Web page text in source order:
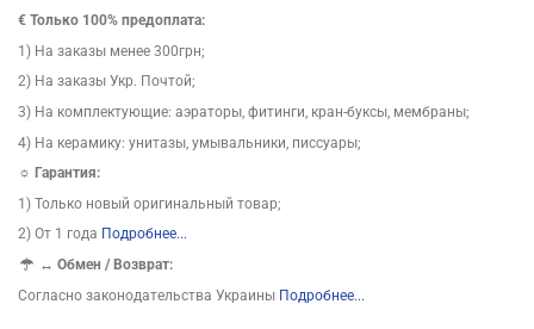
€ Только 100% предоплата:
1) На заказы менее 300грн;
2) На заказы Укр. Почтой;
3) На комплектующие: аэраторы, фитинги, кран-буксы, мембраны;
4) На керамику: унитазы, умывальники, писсуары;
☼ Гарантия:
1) Только новый оригинальный товар;
2) От 1 года Подробнее...
↔Обмен / Возврат:
Согласно законодательства Украины Подробнее...